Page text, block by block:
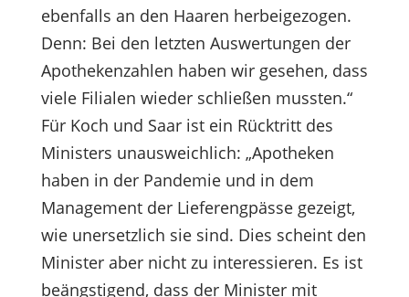
ebenfalls an den Haaren herbeigezogen.
Denn: Bei den letzten Auswertungen der
Apothekenzahlen haben wir gesehen, dass
viele Filialen wieder schließen mussten.“
Für Koch und Saar ist ein Rücktritt des
Ministers unausweichlich: „Apotheken
haben in der Pandemie und in dem
Management der Lieferengpässe gezeigt,
wie unersetzlich sie sind. Dies scheint den
Minister aber nicht zu interessieren. Es ist
beängstigend, dass der Minister mit